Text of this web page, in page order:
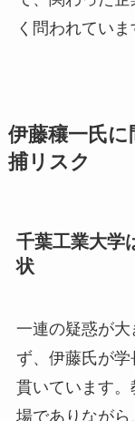
く問われていま
伊藤穰一氏
捕リスク
千葉工業大学
状
一連の疑惑が
ず、伊藤氏が
貫いています
場でありなが